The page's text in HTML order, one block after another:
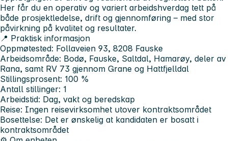
Her får du en operativ og variert arbeidshverdag tett på
både prosjektledelse, drift og gjennomføring – med stor
påvirkning på kvalitet og resultater.
📍 Praktisk informasjon
Oppmøtested: Follaveien 93, 8208 Fauske
Arbeidsområde: Bodø, Fauske, Saltdal, Hamarøy, deler av
Rana, samt RV 73 gjennom Grane og Hattfjelldal
Stillingsprosent: 100 %
Antall stillinger: 1
Arbeidstid: Dag, vakt og beredskap
Reise: Ingen reisevirksomhet utover kontraktsområdet
Bosettelse: Det er ønskelig at kandidaten er bosatt i
kontraktsområdet